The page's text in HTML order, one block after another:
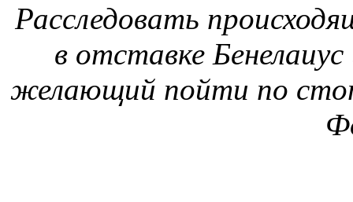
Расследовать
в отставке
желающий пойти по